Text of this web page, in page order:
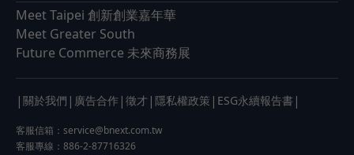
Meet Taipei 創新創業嘉年華
Meet Greater South
Future Commerce 未來商務展
| 關於我們 | 廣告合作 | 徵才 | 隱私權政策 | ESG永續報告書 |
客服信箱： service@bnext.com.tw
客服專線：886-2-87716326